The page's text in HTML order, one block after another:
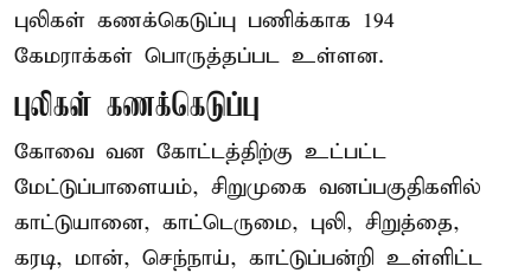
புலிகள் கணக்கெடுப்பு பணிக்காக 194
கேமராக்கள் பொருத்தப்பட உள்ளன.
புலிகள் கணக்கெடுப்பு
கோவை வன கோட்டத்திற்கு உட்பட்ட
மேட்டுப்பாளையம், சிறுமுகை வனப்பகுதிகளில்
காட்டுயானை, காட்டெருமை, புலி, சிறுத்தை,
கரடி, மான், செந்நாய், காட்டுப்பன்றி உள்ளிட்ட